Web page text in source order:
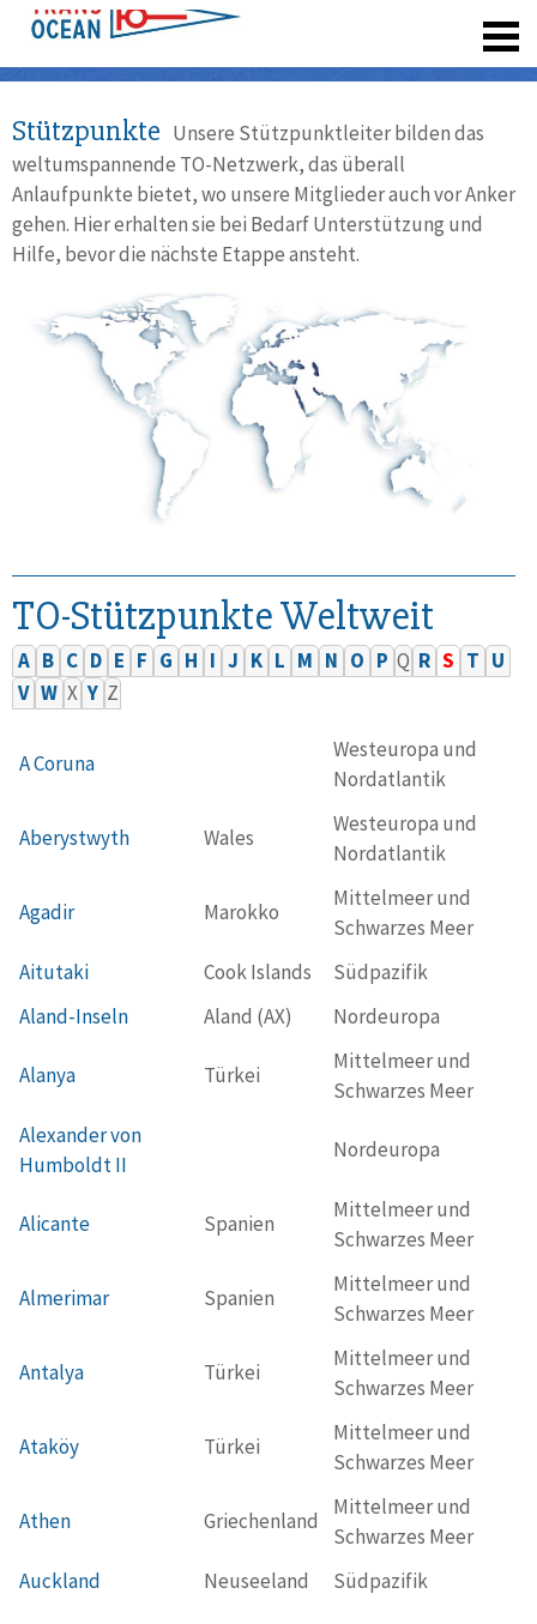
Stützpunkte Unsere Stützpunktleiter bilden das
weltumspannende TO-Netzwerk, das überall
Anlaufpunkte bietet, wo unsere Mitglieder auch vor Anker
gehen. Hier erhalten sie bei Bedarf Unterstützung und
Hilfe, bevor die nächste Etappe ansteht.
TO-Stützpunkte Weltweit
A B C D E F G H I J K L M N O P Q R S T U
V W X Y Z
A Coruna
Westeuropa und
Nordatlantik
Aberystwyth Wales
Westeuropa und
Nordatlantik
Agadir Marokko
Mittelmeer und
Schwarzes Meer
Aitutaki
Cook Islands
Südpazifik
Aland-Inseln
Aland (AX) Nordeuropa
Alanya Türkei
Mittelmeer und
Schwarzes Meer
Alexander von
Humboldt II
Nordeuropa
Alicante Spanien
Mittelmeer und
Schwarzes Meer
Almerimar Spanien
Mittelmeer und
Schwarzes Meer
Antalya Türkei
Mittelmeer und
Schwarzes Meer
Ataköy Türkei
Mittelmeer und
Schwarzes Meer
Athen Griechenland
Mittelmeer und
Schwarzes Meer
Auckland
Neuseeland Südpazifik